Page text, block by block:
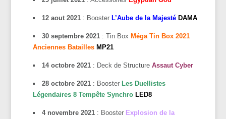
12 aout 2021 : Booster L’Aube de la Majesté DAMA
30 septembre 2021 : Tin Box Méga Tin Box 2021
Anciennes Batailles MP21
14 octobre 2021 : Deck de StructureAssaut Cyber
28 octobre 2021 : Booster Les Duellistes
Légendaires 8 Tempête Synchro LED8
4 novembre 2021 : Booster Explosion de la